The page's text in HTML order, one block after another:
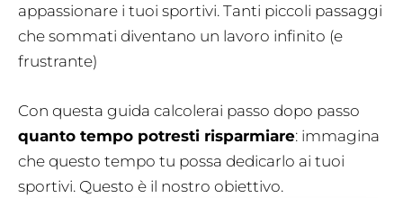
appassionare i tuoi sportivi. Tanti piccoli passaggi
che sommati diventano un lavoro infinito (e
frustrante)
Con questa guida calcolerai passo dopo passo
quanto tempo potresti risparmiare: immagina
che questo tempo tu possa dedicarlo ai tuoi
sportivi. Questo è il nostro obiettivo.